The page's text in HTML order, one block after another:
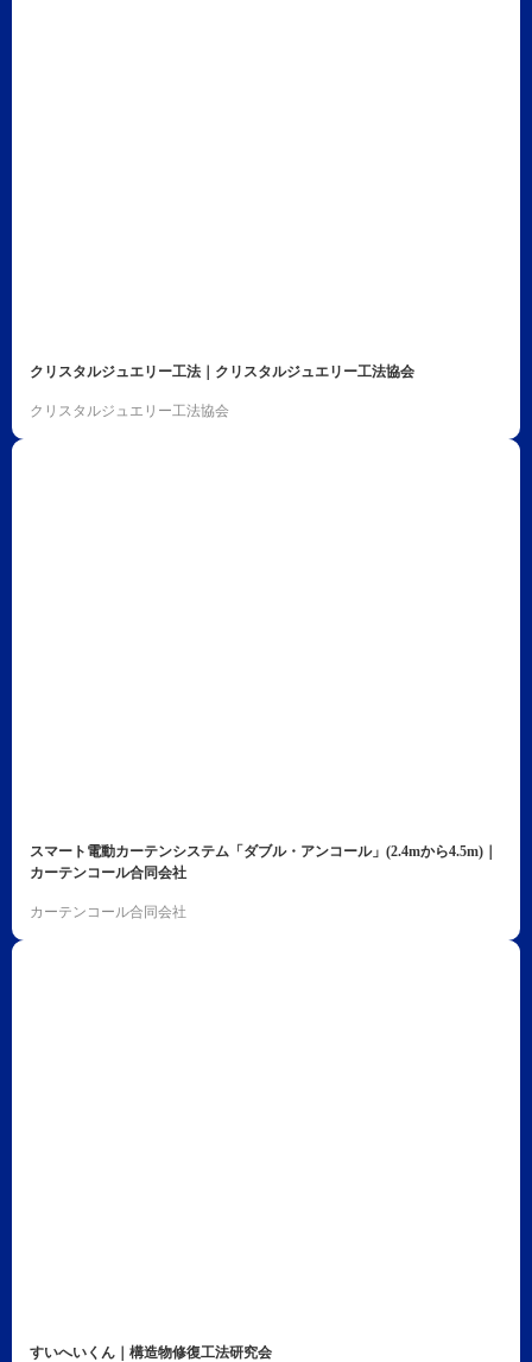
クリスタルジュエリー工法｜クリスタルジュエリー工法協会
クリスタルジュエリー工法協会
スマート電動カーテンシステム「ダブル・アンコール」(2.4mから4.5m)｜
カーテンコール合同会社
カーテンコール合同会社
すいへいくん｜構造物修復工法研究会